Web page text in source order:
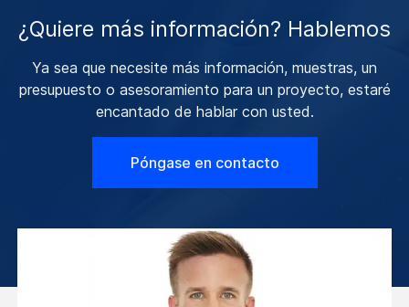
¿Quiere más información? Hablemos
Ya sea que necesite más información, muestras, un
presupuesto o asesoramiento para un proyecto, estaré
encantado de hablar con usted.
Póngase en contacto